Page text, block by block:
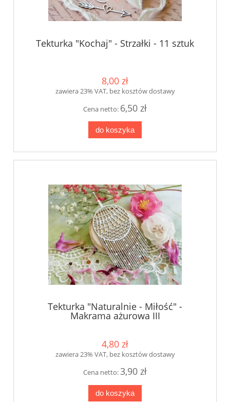
Tekturka "Kochaj" - Strzałki - 11 sztuk
8,00 zł
zawiera 23% VAT, bez kosztów dostawy
Cena netto: 6,50 zł
do koszyka
Tekturka "Naturalnie - Miłość" -
Makrama ażurowa III
4,80 zł
zawiera 23% VAT, bez kosztów dostawy
Cena netto:3,90 zł
do koszyka